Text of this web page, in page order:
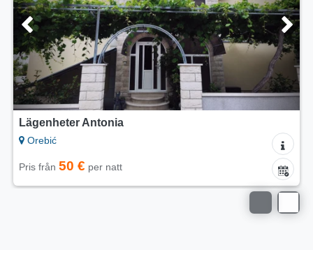
Lägenheter Sveti Anton
Orebić
Pris från 60 € per natt